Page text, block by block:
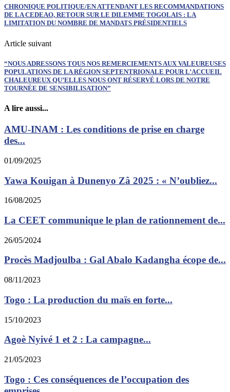
CHRONIQUE POLITIQUE/EN ATTENDANT LES RECOMMANDATIONS
DE LA CEDEAO, RETOUR SUR LE DILEMME TOGOLAIS : LA
LIMITATION DU NOMBRE DE MANDATS PRÉSIDENTIELS
Article suivant
“NOUS ADRESSONS TOUS NOS REMERCIEMENTS AUX VALEUREUSES
POPULATIONS DE LA RÉGION SEPTENTRIONALE POUR L’ACCUEIL
CHALEUREUX QU’ELLES NOUS ONT RÉSERVÉ LORS DE NOTRE
TOURNÉE DE SENSIBILISATION”
A lire aussi...
AMU-INAM : Les conditions de prise en charge
des...
01/09/2025
Yawa Kouigan à Dunenyo Zâ 2025 : « N’oubliez...
16/08/2025
La CEET communique le plan de rationnement de...
26/05/2024
Procès Madjoulba : Gal Abalo Kadangha écope de...
08/11/2023
Togo : La production du maïs en forte...
15/10/2023
Agoè Nyivé 1 et 2 : La campagne...
21/05/2023
Togo : Ces conséquences de l’occupation des